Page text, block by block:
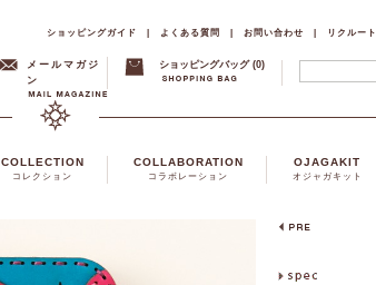
ショッピングガイド | よくある質問 | お問い合わせ | リクルート
メールマガジ
ン
ショッピングバッグ (0)
COLLECTION
コレクション
COLLABORATION
コラボレーション
OJAGAKIT
オジャガキット